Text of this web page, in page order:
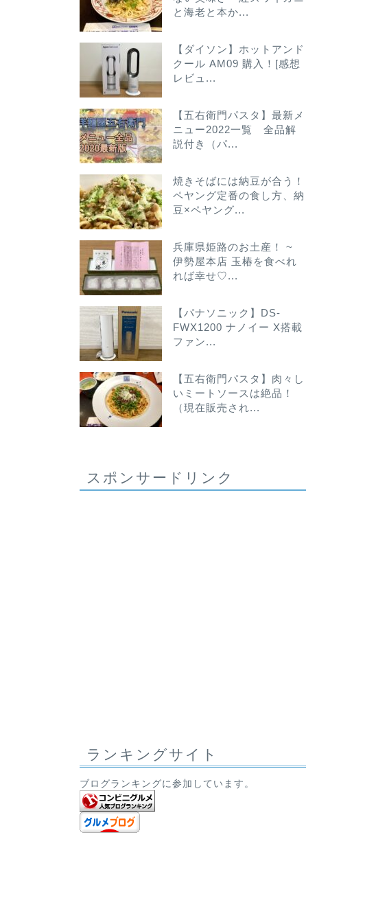
と海老と本か...
【ダイソン】ホットアンド
クール AM09 購入！[感想
レビュ...
【五右衛門パスタ】最新メ
ニュー2022一覧 全品解
説付き（パ...
焼きそばには納豆が合う！
ペヤング定番の食し方、納
豆×ペヤング...
兵庫県姫路のお土産！ ~
伊勢屋本店 玉椿を食べれ
れば幸せ♡...
【パナソニック】DS-
FWX1200 ナノイー X搭載
ファン...
【五右衛門パスタ】肉々し
いミートソースは絶品！
（現在販売され...
スポンサードリンク
ランキングサイト
ブログランキングに参加しています。